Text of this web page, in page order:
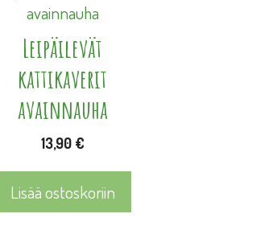
Leipäilevät
kattikaverit
avainnauha
13,90 €
Lisää ostoskoriin